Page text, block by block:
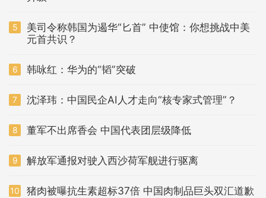
5
美司令称韩国为遏华“匕首” 中使馆：你想挑战中美
元首共识？
6 韩咏红：华为的“韬”突破
7 沈泽玮：中国民企AI人才走向“核专家式管理”？
8 董军不出席香会 中国代表团层级降低
9 解放军通报对驶入西沙荷军舰进行驱离
10 猪肉被曝抗生素超标37倍 中国肉制品巨头双汇道歉